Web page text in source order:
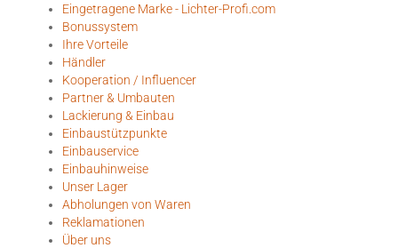
Eingetragene Marke - Lichter-Profi.com
Bonussystem
Ihre Vorteile
Händler
Kooperation / Influencer
Partner & Umbauten
Lackierung & Einbau
Einbaustützpunkte
Einbauservice
Einbauhinweise
Unser Lager
Abholungen von Waren
Reklamationen
Über uns